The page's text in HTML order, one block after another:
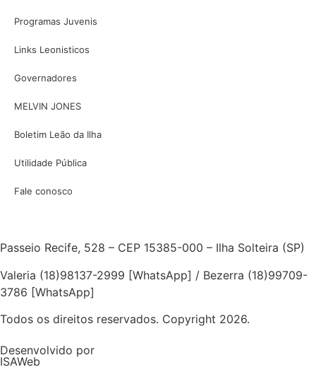
Programas Juvenis
Links Leonisticos
Governadores
MELVIN JONES
Boletim Leão da Ilha
Utilidade Pública
Fale conosco
Passeio Recife, 528 – CEP 15385-000 – Ilha Solteira (SP)
Valeria (18)98137-2999 [WhatsApp] / Bezerra (18)99709-
3786 [WhatsApp]
Todos os direitos reservados. Copyright 2026.
Desenvolvido por
ISAWeb